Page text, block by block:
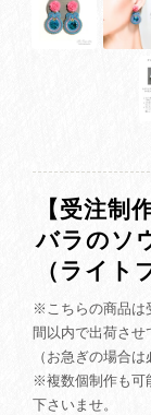
【受注制
バラのソ
（ライト
※こちらの商品は
間以内で出荷させ
（お急ぎの場合
※複数個制作も可
下さいませ。